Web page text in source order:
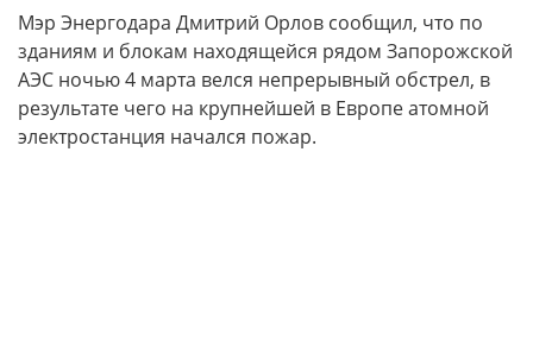
Мэр Энергодара Дмитрий Орлов сообщил, что по
зданиям и блокам находящейся рядом Запорожской
АЭС ночью 4 марта велся непрерывный обстрел, в
результате чего на крупнейшей в Европе атомной
электростанция начался пожар.